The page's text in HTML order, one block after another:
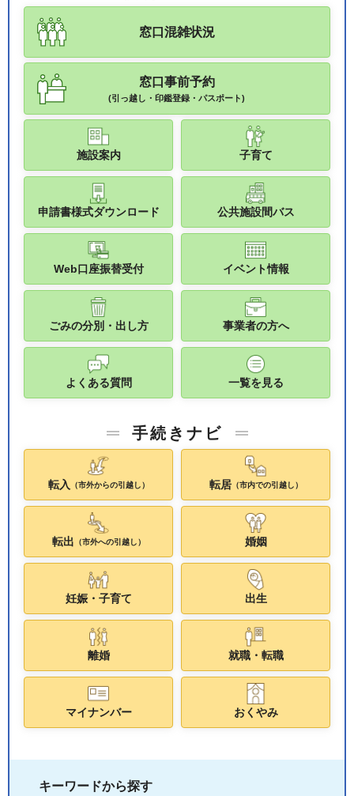
窓口混雑状況
窓口事前予約
(引っ越し・印鑑登録・パスポート)
施設案内 子育て
申請書様式ダウンロード 公共施設間バス
Web口座振替受付 イベント情報
ごみの分別・出し方 事業者の方へ
よくある質問 一覧を見る
手続きナビ
転入 （市外からの引越し） 転居（市内での引越し）
転出 （市外への引越し） 婚姻
妊娠・子育て 出生
離婚 就職・転職
マイナンバー おくやみ
キーワードから探す